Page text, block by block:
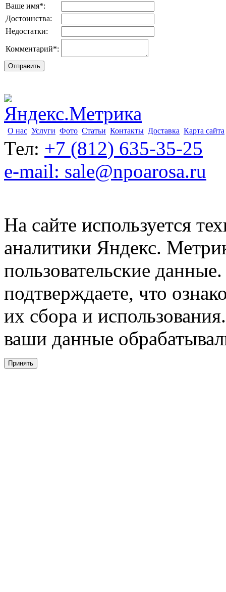
Ваше имя*:
Достоинства:
Недостатки:
Комментарий*:
О нас Услуги Фото Статьи Контакты Доставка Карта сайта
Тел: +7 (812) 635-35-25
e-mail: sale@npoarosa.ru
На сайте используется
аналитики Яндекс.
пользовательские
подтверждаете, что
их сбора и
ваши данные
Принять